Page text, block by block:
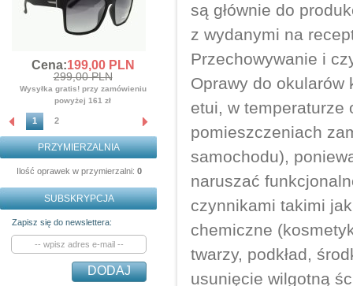
Cena:199,00PLN
299,00 PLN
Wysyłka gratis! przy zamówieniu
powyżej 161 zł
powyżej 161 zł
1 2
PRZYMIERZALNIA
Ilość oprawek w przymierzalni: 0
SUBSKRYPCJA
Zapisz się do newslettera:
DODAJ
są głównie do
z wydanymi na
Przechowywanie i
Oprawy do okularów
etui, w temperaturze
pomieszczeniach
samochodu),
naruszać
czynnikami takimi
chemiczne
twarzy, podkład,
usunięcie wilgotną